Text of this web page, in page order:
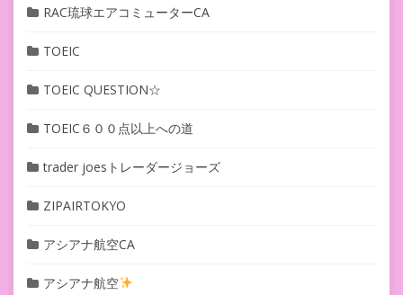
RAC琉球エアコミューターCA
TOEIC
TOEIC QUESTION☆
TOEIC６００点以上への道
trader joesトレーダージョーズ
ZIPAIRTOKYO
アシアナ航空CA
アシアナ航空